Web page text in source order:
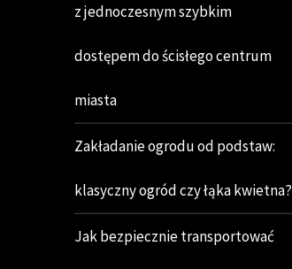
z jednoczesnym szybkim
dostępem do ścisłego centrum
miasta
Zakładanie ogrodu od podstaw:
klasyczny ogród czy łąka kwietna?
Jak bezpiecznie transportować